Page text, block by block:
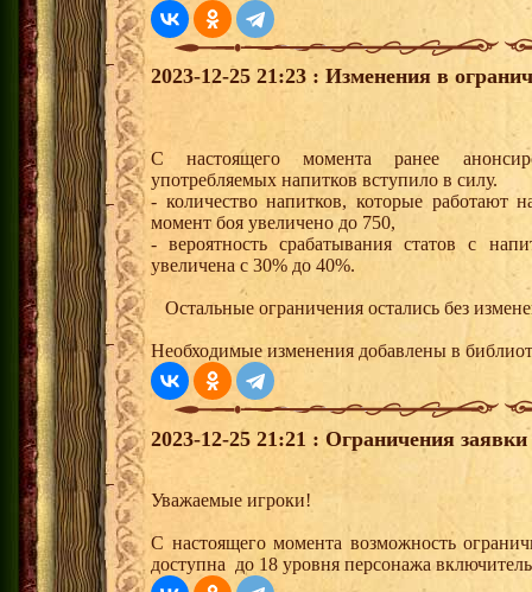
2023-12-25 21:23 : Изменения в
С настоящего момента ранее
употребляемых напитков вступило в силу.
- количество напитков, которые
момент боя увеличено до 750,
- вероятность срабатывания статов с
увеличена с 30% до 40%.
Остальные ограничения остались без
Необходимые изменения добавлены в
2023-12-25 21:21 : Ограничения
Уважаемые игроки!
С настоящего момента возможность
доступна до 18 уровня персонажа